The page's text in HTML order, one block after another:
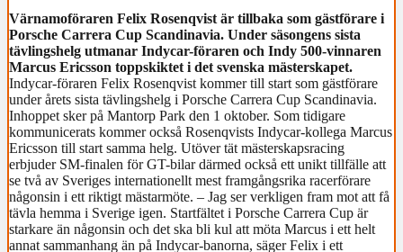
Värnamoföraren Felix Rosenqvist är tillbaka som gästförare i
Porsche Carrera Cup Scandinavia. Under säsongens sista
tävlingshelg utmanar Indycar-föraren och Indy 500-vinnaren
Marcus Ericsson toppskiktet i det svenska mästerskapet.
Indycar-föraren Felix Rosenqvist kommer till start som gästförare
under årets sista tävlingshelg i Porsche Carrera Cup Scandinavia.
Inhoppet sker på Mantorp Park den 1 oktober. Som tidigare
kommunicerats kommer också Rosenqvists Indycar-kollega Marcus
Ericsson till start samma helg. Utöver tät mästerskapsracing
erbjuder SM-finalen för GT-bilar därmed också ett unikt tillfälle att
se två av Sveriges internationellt mest framgångsrika racerförare
någonsin i ett riktigt mästarmöte. – Jag ser verkligen fram mot att få
tävla hemma i Sverige igen. Startfältet i Porsche Carrera Cup är
starkare än någonsin och det ska bli kul att möta Marcus i ett helt
annat sammanhang än på Indycar-banorna, säger Felix i ett